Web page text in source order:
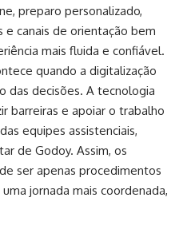
preparo personalizado,
canais de orientação bem
mais fluida e confiável.
quando a digitalização
das decisões. A tecnologia
barreiras e apoiar o trabalho
equipes assistenciais,
de Godoy. Assim, os
ser apenas procedimentos
jornada mais coordenada,